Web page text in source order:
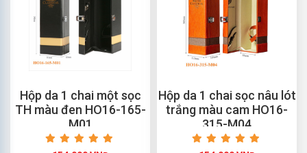
Hộp da 1 chai một sọc
TH màu đen HO16-165-
M01
Hộp da 1 chai sọc nâu lót
trắng màu cam HO16-
315-M04